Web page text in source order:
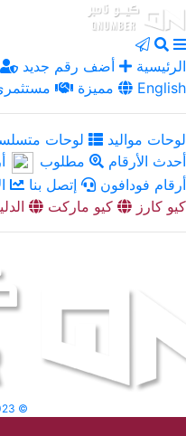
الرئيسية أضف رقم جديد
مميزة
English
لوحات مواليد لوحات
أحدث الأرقام
مطلوب
أرقام فودافون
إتصل بنا
كيو كارز
كيو ماركت
©